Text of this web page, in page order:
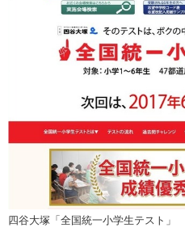
四谷大塚「全国統一小学生テスト」